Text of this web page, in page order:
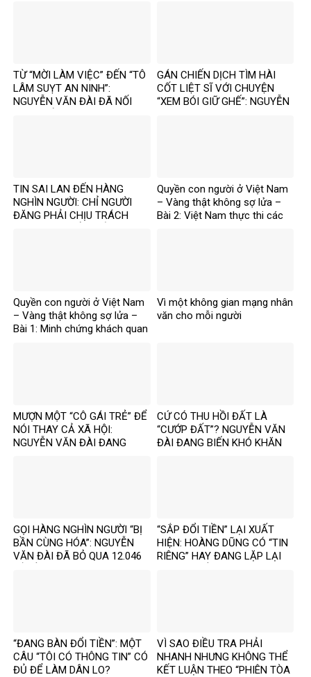
TỪ “MỜI LÀM VIỆC” ĐẾN “TÔ
LÂM SUỴT AN NINH”:
NGUYỄN VĂN ĐÀI ĐÃ NỐI
GÁN CHIẾN DỊCH TÌM HÀI
CỐT LIỆT SĨ VỚI CHUYỆN
“XEM BÓI GIỮ GHẾ”: NGUYỄN
TIN SAI LAN ĐẾN HÀNG
NGHÌN NGƯỜI: CHỈ NGƯỜI
ĐĂNG PHẢI CHỊU TRÁCH
Quyền con người ở Việt Nam
– Vàng thật không sợ lửa –
Bài 2: Việt Nam thực thi các
Quyền con người ở Việt Nam
– Vàng thật không sợ lửa –
Bài 1: Minh chứng khách quan
Vì một không gian mạng nhân
văn cho mỗi người
MƯỢN MỘT “CÔ GÁI TRẺ” ĐỂ
NÓI THAY CẢ XÃ HỘI:
NGUYỄN VĂN ĐÀI ĐANG
CỨ CÓ THU HỒI ĐẤT LÀ
“CƯỚP ĐẤT”? NGUYỄN VĂN
ĐÀI ĐANG BIẾN KHÓ KHĂN
GỌI HÀNG NGHÌN NGƯỜI “BỊ
BẦN CÙNG HÓA”: NGUYỄN
VĂN ĐÀI ĐÃ BỎ QUA 12.046
“SẮP ĐỔI TIỀN” LẠI XUẤT
HIỆN: HOÀNG DŨNG CÓ “TIN
RIÊNG” HAY ĐANG LẶP LẠI
“ĐANG BÀN ĐỔI TIỀN”: MỘT
CÂU “TÔI CÓ THÔNG TIN” CÓ
ĐỦ ĐỂ LÀM DÂN LO?
VÌ SAO ĐIỀU TRA PHẢI
NHANH NHƯNG KHÔNG THỂ
KẾT LUẬN THEO “PHIÊN TÒA